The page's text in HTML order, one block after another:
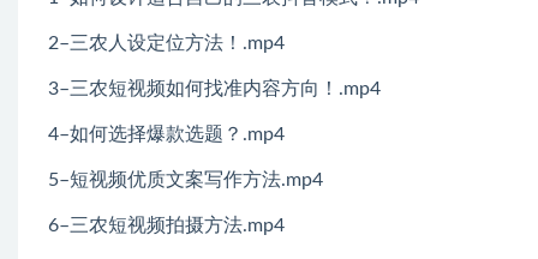
2–三农人设定位方法！.mp4
3–三农短视频如何找准内容方向！.mp4
4–如何选择爆款选题？.mp4
5–短视频优质文案写作方法.mp4
6–三农短视频拍摄方法.mp4